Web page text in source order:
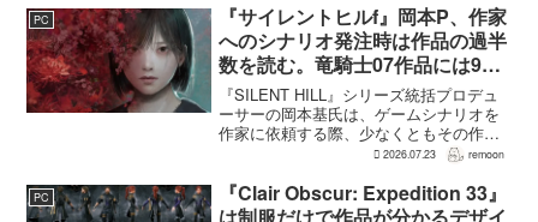
JorRaptor氏による...
PC
『サイレントヒルf』岡本P、作家
へのシナリオ発注時は作品の過半
数を読む。竜騎士07作品には9割
以上目を通す
『SILENT HILL』シリーズ統括プロデュ
ーサーの岡本基氏は、ゲームシナリオを
作家に依頼する際、少なくともその作家
の作品の過半数に目を通すという。作家
たうえで物語を任せるためだ。電ファミ
ニコゲーマーが...
2026.07.23 remoon
PC
『Clair Obscur: Expedition 33』